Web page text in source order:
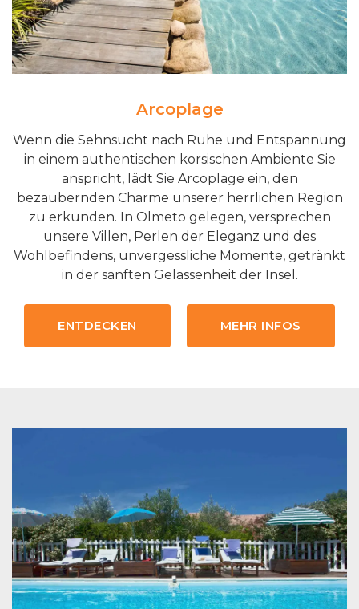
Arcoplage
Wenn die Sehnsucht nach Ruhe und Entspannung
in einem authentischen korsischen Ambiente Sie
anspricht, lädt Sie Arcoplage ein, den
bezaubernden Charme unserer herrlichen Region
zu erkunden. In Olmeto gelegen, versprechen
unsere Villen, Perlen der Eleganz und des
Wohlbefindens, unvergessliche Momente, getränkt
in der sanften Gelassenheit der Insel.
ENTDECKEN MEHR INFOS